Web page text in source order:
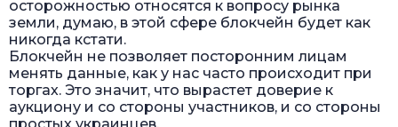
осторожностью относятся к вопросу рынка
земли, думаю, в этой сфере блокчейн будет как
никогда кстати.
Блокчейн не позволяет посторонним лицам
менять данные, как у нас часто происходит при
торгах. Это значит, что вырастет доверие к
аукциону и со стороны участников, и со стороны